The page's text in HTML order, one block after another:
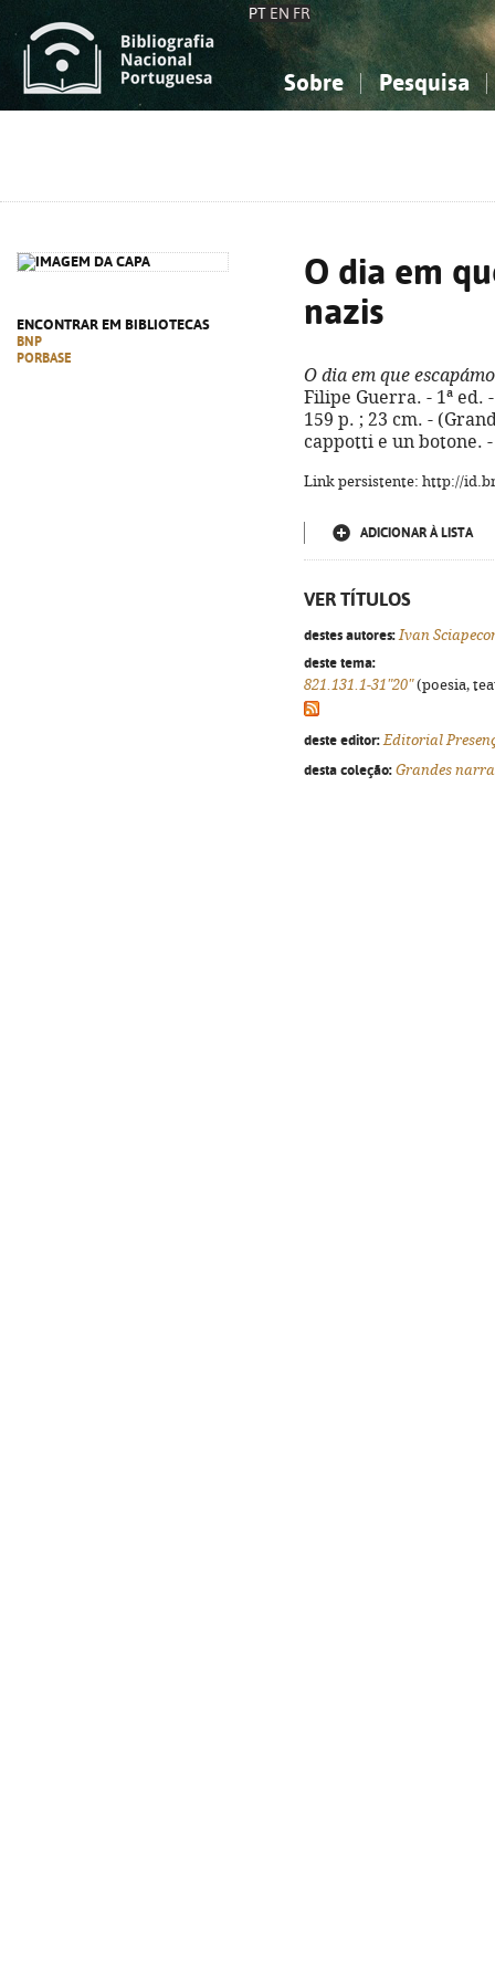
PT EN FR
Sobre Pesquisa
ENCONTRAR EM BIBLIOTECAS
BNP
PORBASE
O dia em
nazis
O dia em que
Filipe Guerra. - 1ª ed.
159 p. ; 23 cm. -
cappotti e un botone. -
Link persistente: http://
ADICIONAR À LISTA
VER TÍTULOS
destes autores: Ivan
deste tema:
821.131.1-31"20"(poesia,
deste editor: Editorial
desta coleção: Grandes